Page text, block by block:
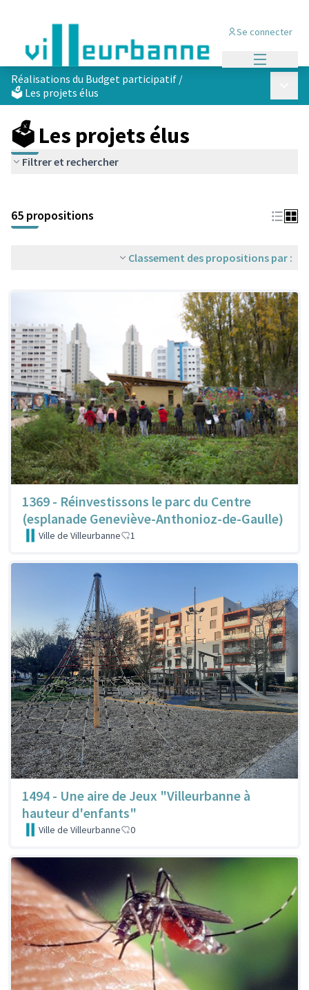
Se connecter
Réalisations du Budget participatif /
🗳️ Les projets élus
🗳️ Les projets élus
Filtrer et rechercher
+
−
65 propositions
Classement des propositions par :
1369 - Réinvestissons le parc du Centre
(esplanade Geneviève-Anthonioz-de-Gaulle)
Ville de Villeurbanne 1
1494 - Une aire de Jeux "Villeurbanne à
hauteur d'enfants"
Ville de Villeurbanne 0